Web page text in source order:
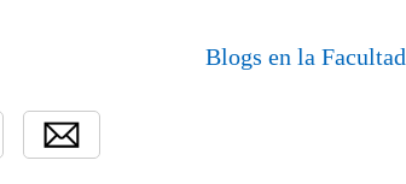
Blogs en la Facultad